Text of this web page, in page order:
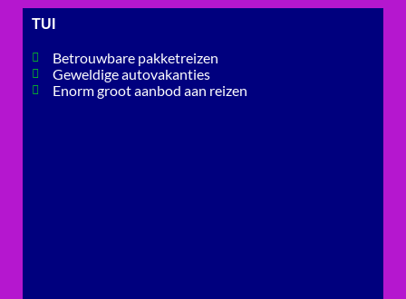
TUI
Betrouwbare pakketreizen
Geweldige autovakanties
Enorm groot aanbod aan reizen